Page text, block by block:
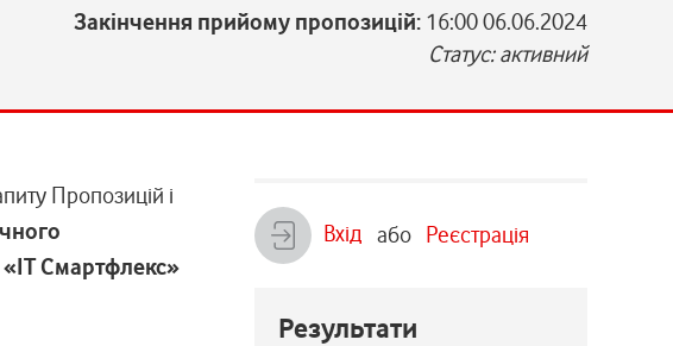
Закінчення прийому пропозицій: 16:00 06.06.2024
Статус: активний
Пропозицій і
Смартфлекс»
Вхід або Реєстрація
Результати